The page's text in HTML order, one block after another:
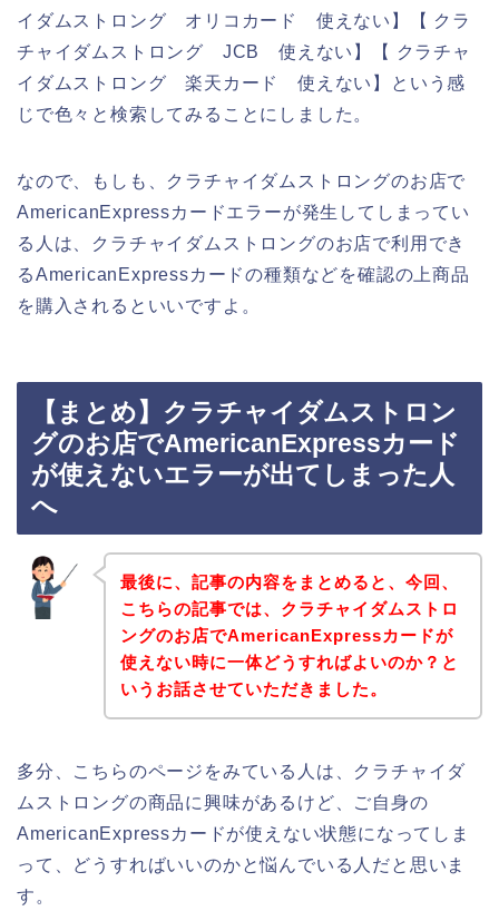
イダムストロング オリコカード 使えない】【 クラ
チャイダムストロング JCB 使えない】【 クラチャ
イダムストロング 楽天カード 使えない】という感
じで色々と検索してみることにしました。
なので、もしも、クラチャイダムストロングのお店で
AmericanExpressカードエラーが発生してしまってい
る人は、クラチャイダムストロングのお店で利用でき
るAmericanExpressカードの種類などを確認の上商品
を購入されるといいですよ。
【まとめ】クラチャイダムストロン
グのお店でAmericanExpressカード
が使えないエラーが出てしまった人
へ
最後に、記事の内容をまとめると、今回、
こちらの記事では、クラチャイダムストロ
ングのお店でAmericanExpressカードが
使えない時に一体どうすればよいのか？と
いうお話させていただきました。
多分、こちらのページをみている人は、クラチャイダ
ムストロングの商品に興味があるけど、ご自身の
AmericanExpressカードが使えない状態になってしま
って、どうすればいいのかと悩んでいる人だと思いま
す。